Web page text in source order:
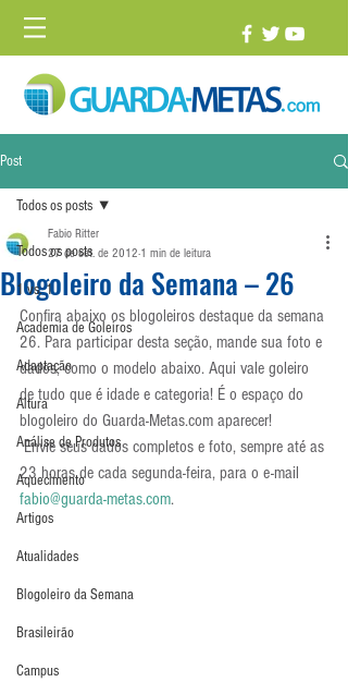
Post
Todos os posts
1 vs. 1
Academia de Goleiros
Adaptação
Altura
Análise de Produtos
Aquecimento
Artigos
Atualidades
Blogoleiro da Semana
Brasileirão
Campus
Todos os posts
Blogoleiro da Semana – 26
Fabio Ritter
27 de set. de 2012 1 min de leitura
Confira abaixo os blogoleiros destaque da semana
26. Para participar desta seção, mande sua foto e
dados, como o modelo abaixo. Aqui vale goleiro
de tudo que é idade e categoria! É o espaço do
blogoleiro do Guarda-Metas.com aparecer!
Envie seus dados completos e foto, sempre até as
23 horas de cada segunda-feira, para o e-mail
fabio@guarda-metas.com.